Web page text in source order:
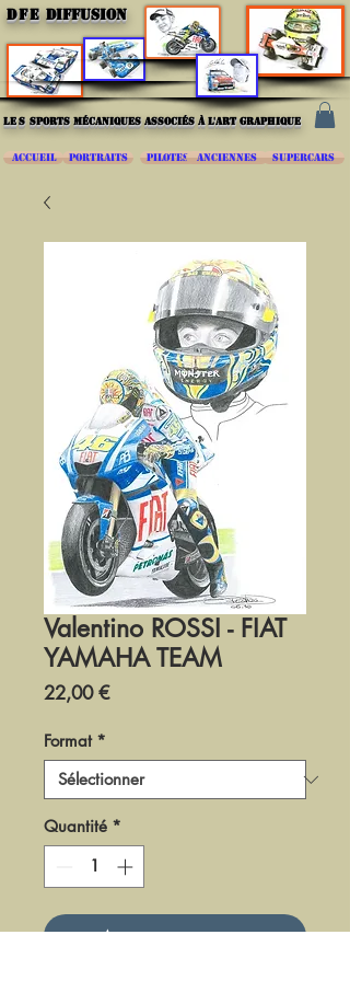
DFE DIFFUSION
les sports mécaniques associés à l'art graphique
ACCUEIL PORTRAITS PILOTES ANCIENNES SUPERCARS
Valentino ROSSI - FIAT
YAMAHA TEAM
22,00 €Prix
Format *
Quantité *
Ajouter au panier